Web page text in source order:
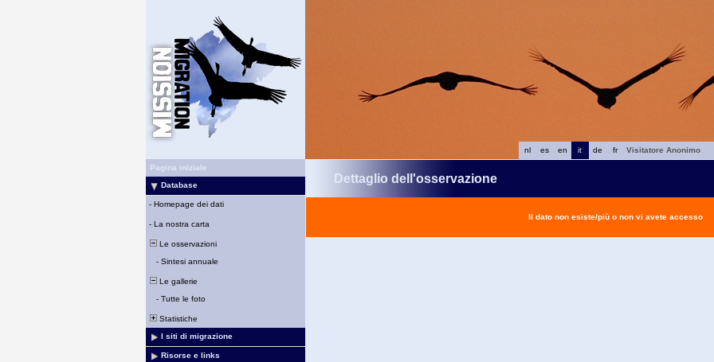
fr
de
it
en
es
nl
Visitatore Anonimo
Pagina iniziale
Database
- Homepage dei dati
- La nostra carta
Le osservazioni
- Sintesi annuale
Le gallerie
- Tutte le foto
Statistiche
I siti di migrazione
Risorse e links
Dettaglio dell'osservazione
Il dato non esiste/più o non vi avete accesso